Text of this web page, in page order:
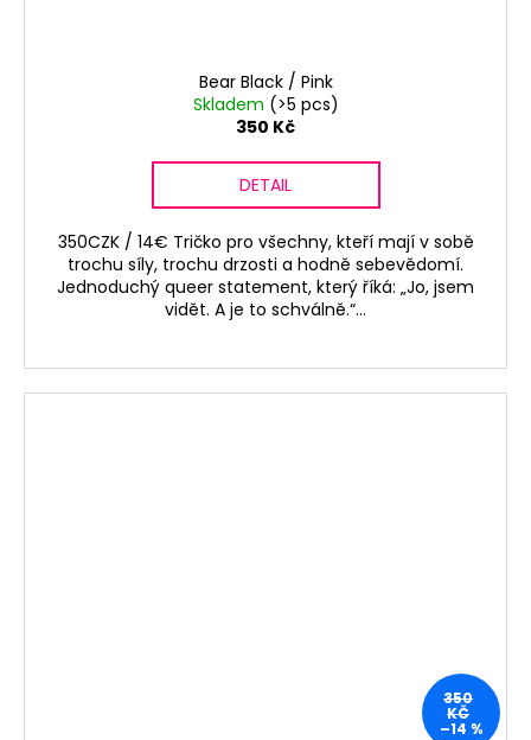
Bear Black / Pink
Skladem (>5 pcs)
350 Kč
DETAIL
350CZK / 14€ Tričko pro všechny, kteří mají v sobě
trochu síly, trochu drzosti a hodně sebevědomí.
Jednoduchý queer statement, který říká: „Jo, jsem
vidět. A je to schválně.“...
350
KČ
–14 %